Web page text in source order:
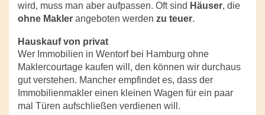
wird, muss man aber aufpassen. Oft sind Häuser, die
ohne Makler angeboten werden zu teuer.
Hauskauf von privat
Wer Immobilien in Wentorf bei Hamburg ohne
Maklercourtage kaufen will, den können wir durchaus
gut verstehen. Mancher empfindet es, dass der
Immobilienmakler einen kleinen Wagen für ein paar
mal Türen aufschließen verdienen will.